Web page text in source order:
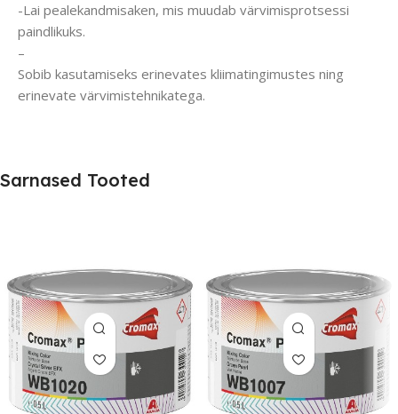
-Lai pealekandmisaken, mis muudab värvimisprotsessi
paindlikuks.
–
Sobib kasutamiseks erinevates kliimatingimustes ning
erinevate värvimistehnikatega.
Sarnased Tooted